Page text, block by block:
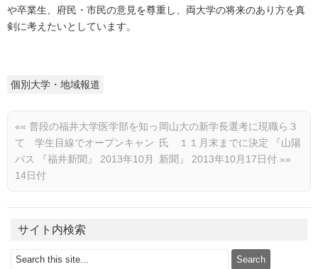
や卒業生、府民・市民の意見を尊重し、両大学の将来のあり方を真
剣に考えたいとしています。
個別大学・地域報道
«« 普段の福井大学医学部を知っ
て 学生目線でオープンキャン
パス 『福井新聞』 2013年10月
14日付
岡山大の新学長選考に現職ら３
氏 １１月末までに決定 『山陽
新聞』 2013年10月17日付 »»
サイト内検索